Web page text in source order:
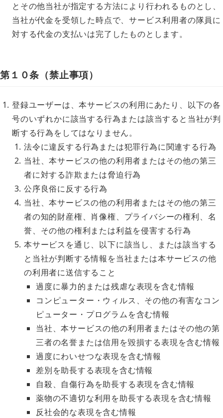
とその他当社が指定する方法により行われるものとし、
当社が代金を受領した時点で、サービス利用者の隊員に
対する代金の支払いは完了したものとします。
第１０条（禁止事項）
登録ユーザーは、本サービスの利用にあたり、以下の各
号のいずれかに該当する行為または該当すると当社が判
断する行為をしてはなりません。
法令に違反する行為または犯罪行為に関連する行為
当社、本サービスの他の利用者またはその他の第三
者に対する詐欺または脅迫行為
公序良俗に反する行為
当社、本サービスの他の利用者またはその他の第三
者の知的財産権、肖像権、プライバシーの権利、名
誉、その他の権利または利益を侵害する行為
本サービスを通じ、以下に該当し、または該当する
と当社が判断する情報を当社または本サービスの他
の利用者に送信すること
過度に暴力的または残虐な表現を含む情報
コンピューター・ウィルス、その他の有害なコン
ピューター・プログラムを含む情報
当社、本サービスの他の利用者またはその他の第
三者の名誉または信用を毀損する表現を含む情報
過度にわいせつな表現を含む情報
差別を助長する表現を含む情報
自殺、自傷行為を助長する表現を含む情報
薬物の不適切な利用を助長する表現を含む情報
反社会的な表現を含む情報